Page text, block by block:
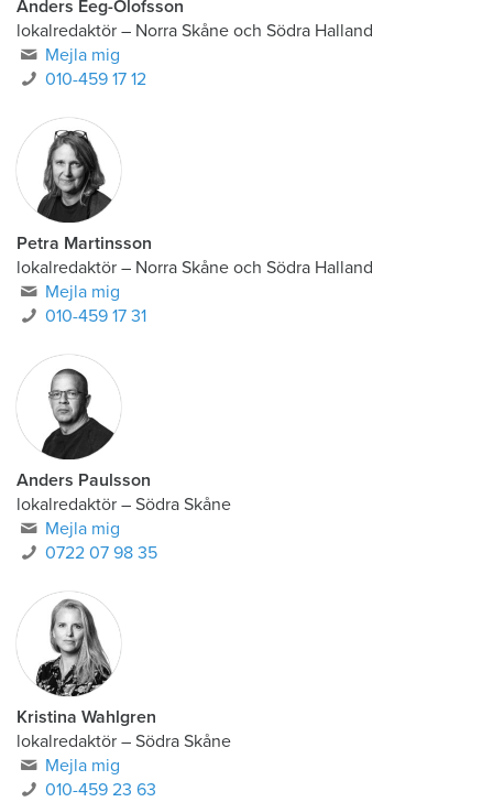
Anders Eeg-Olofsson
lokalredaktör – Norra Skåne och Södra Halland
Mejla mig
010-459 17 12
Petra Martinsson
lokalredaktör – Norra Skåne och Södra Halland
Mejla mig
010-459 17 31
Anders Paulsson
lokalredaktör – Södra Skåne
Mejla mig
0722 07 98 35
Kristina Wahlgren
lokalredaktör – Södra Skåne
Mejla mig
010-459 23 63